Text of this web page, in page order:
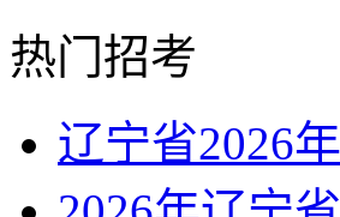
热门招考
辽宁省2026